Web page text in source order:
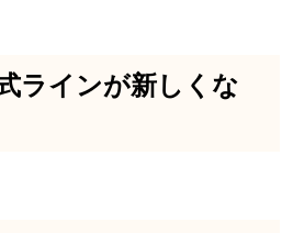
ラインが新しくな